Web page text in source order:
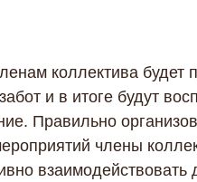
коллектива будет
и в итоге будут
Правильно
члены